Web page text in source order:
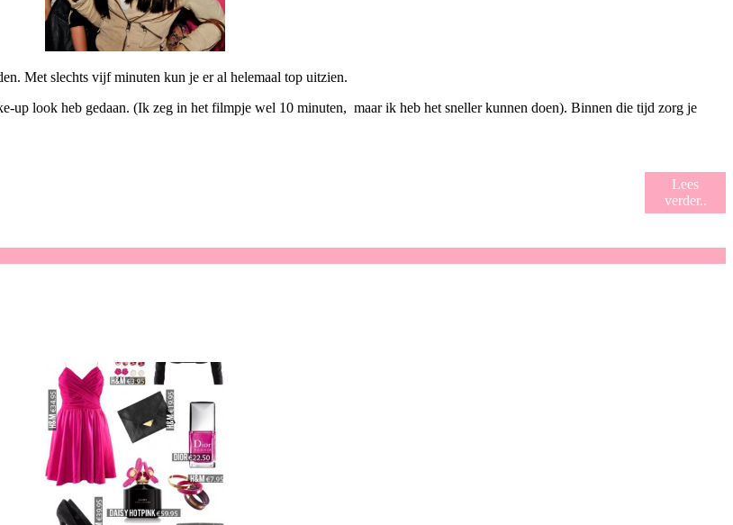
Met slechts vijf minuten kun je er al helemaal top uitzien.
up look heb gedaan. (Ik zeg in het filmpje wel 10 minuten, maar ik heb het sneller kunnen doen). Binnen die tijd zorg je
Lees
verder..